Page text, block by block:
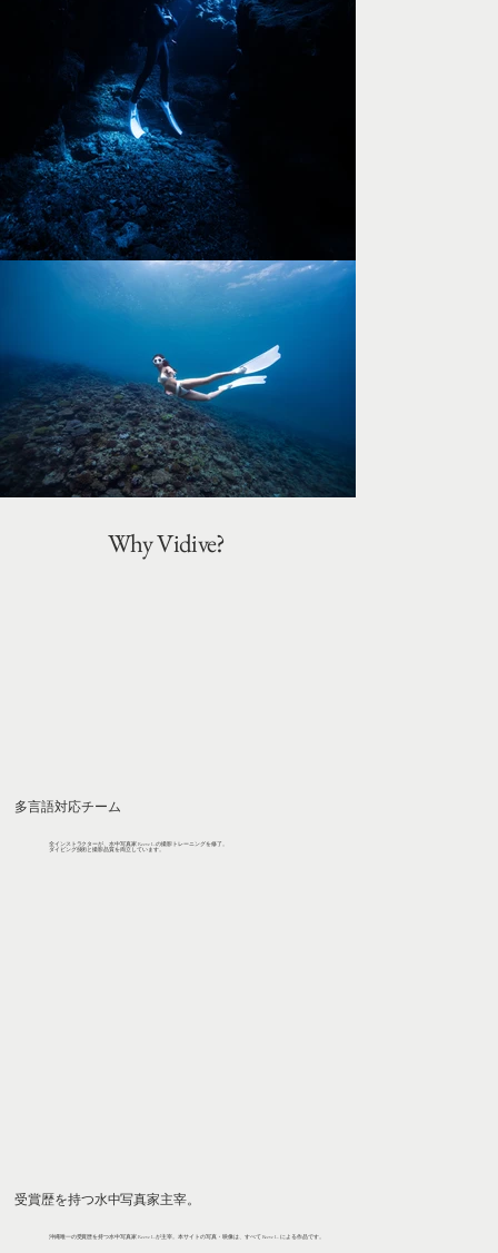
Why Vidive?
多言語対応チーム
全インストラクターが、水中写真家 Reeve L. の撮影トレーニングを修了。
ダイビング技術と撮影品質を両立しています。
受賞歴を持つ水中写真家主宰。
沖縄唯一の受賞歴を持つ水中写真家 Reeve L. が主宰。本サイトの写真・映像は、すべて Reeve L. による作品です。